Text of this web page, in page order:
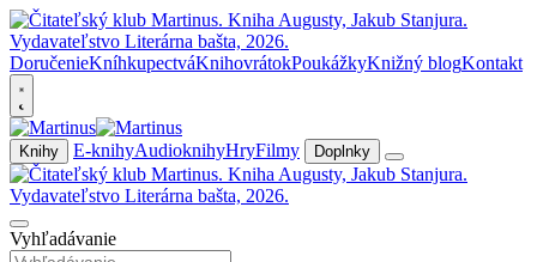
DoručenieKníhkupectváKnihovrátokPoukážkyKnižný blogKontakt
Knihy E-knihyAudioknihyHryFilmy Doplnky
Vyhľadávanie